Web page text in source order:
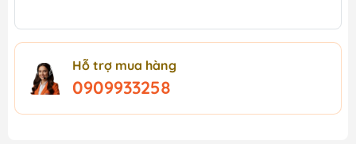
Hỗ trợ mua hàng
0909933258